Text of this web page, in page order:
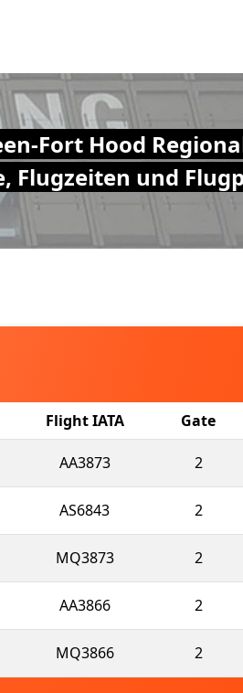
Fort Hood
Flugzeiten und
Flight IATA Gate
AA3873 2
AS6843 2
MQ3873 2
AA3866 2
MQ3866 2